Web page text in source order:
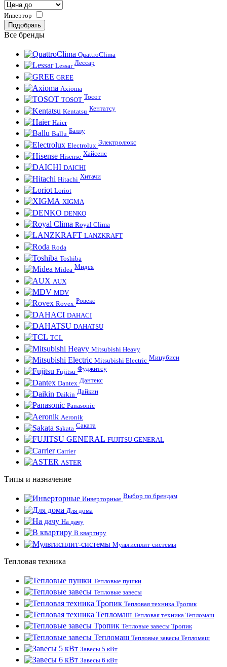
Инвертор
Все бренды
QuattroClima
Lessar Лессар
GREE
Axioma
TOSOT Тосот
Kentatsu Кентатсу
Haier
Ballu Баллу
Electrolux Электролюкс
Hisense Хайсенс
DAICHI
Hitachi Хитачи
Loriot
XIGMA
DENKO
Royal Clima
LANZKRAFT
Roda
Toshiba
Midea Мидея
AUX
MDV
Rovex Ровекс
DAHACI
DAHATSU
TCL
Mitsubishi Heavy
Mitsubishi Electric Мицубиси
Fujitsu Фуджитсу
Dantex Дантекс
Daikin Дайкин
Panasonic
Aeronik
Sakata Саката
FUJITSU GENERAL
Carrier
ASTER
Типы и назначение
Инверторные Выбор по брендам
Для дома
На дачу
В квартиру
Мультисплит-системы
Тепловая техника
Тепловые пушки
Тепловые завесы
Тепловая техника Тропик
Тепловая техника Тепломаш
Тепловые завесы Тропик
Тепловые завесы Тепломаш
Завесы 5 кВт
Завесы 6 кВт